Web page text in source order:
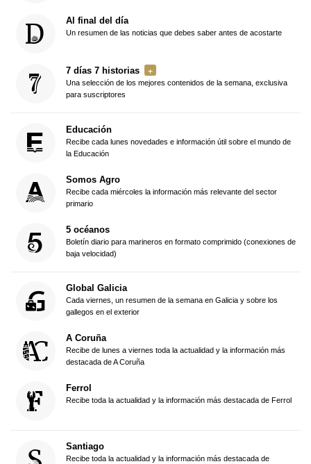
Al final del día
Un resumen de las noticias que debes saber antes de acostarte
7 días 7 historias
Una selección de los mejores contenidos de la semana, exclusiva
para suscriptores
Educación
Recibe cada lunes novedades e información útil sobre el mundo de
la Educación
Somos Agro
Recibe cada miércoles la información más relevante del sector
primario
5 océanos
Boletín diario para marineros en formato comprimido (conexiones de
baja velocidad)
Global Galicia
Cada viernes, un resumen de la semana en Galicia y sobre los
gallegos en el exterior
A Coruña
Recibe de lunes a viernes toda la actualidad y la información más
destacada de A Coruña
Ferrol
Recibe toda la actualidad y la información más destacada de Ferrol
Santiago
Recibe toda la actualidad y la información más destacada de